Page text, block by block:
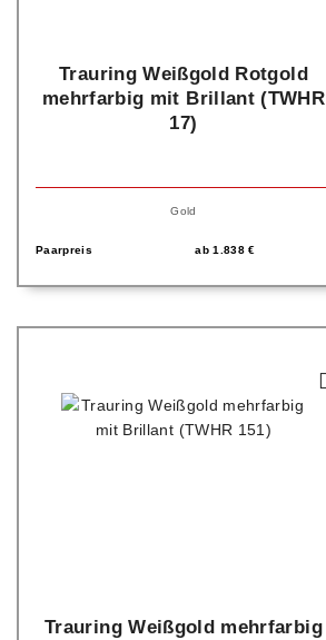
Trauring Weißgold Rotgold
mehrfarbig mit Brillant (TWHR
17)
Gold
Paarpreis ab1.838€
Trauring Weißgold mehrfarbig